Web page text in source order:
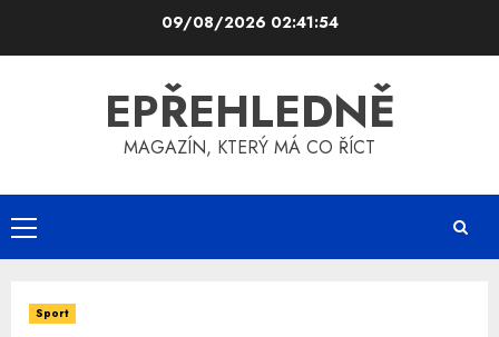
09/08/2026 02:41:55
EPŘEHLEDNĚ
MAGAZÍN, KTERÝ MÁ CO ŘÍCT
Primary
Menu
Sport